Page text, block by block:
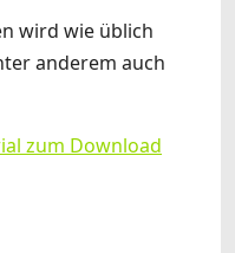
wird wie üblich
anderem auch
zum Download